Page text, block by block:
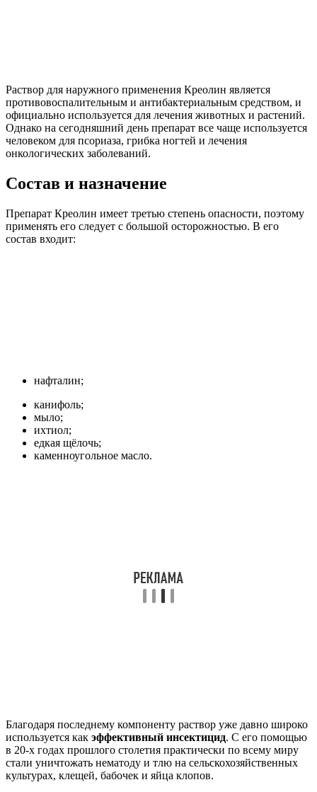
Раствор для наружного применения Креолин является
противовоспалительным и антибактериальным средством, и
официально используется для лечения животных и растений.
Однако на сегодняшний день препарат все чаще используется
человеком для псориаза, грибка ногтей и лечения
онкологических заболеваний.
Состав и назначение
Препарат Креолин имеет третью степень опасности, поэтому
применять его следует с большой осторожностью. В его
состав входит:
нафталин;
канифоль;
мыло;
ихтиол;
едкая щёлочь;
каменноугольное масло.
Благодаря последнему компоненту раствор уже давно широко
используется как эффективный инсектицид. С его помощью
в 20-х годах прошлого столетия практически по всему миру
стали уничтожать нематоду и тлю на сельскохозяйственных
культурах, клещей, бабочек и яйца клопов.